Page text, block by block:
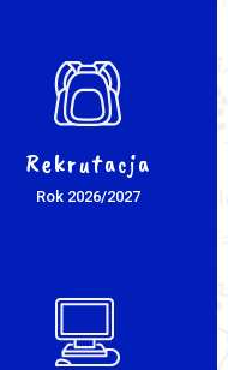
Rekrutacja
Rok 2026/2027